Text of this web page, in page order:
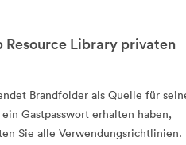
Library privaten
Brandfolder als Quelle für
Gastpasswort erhalten haben,
Sie alle Verwendungsrichtlinien.